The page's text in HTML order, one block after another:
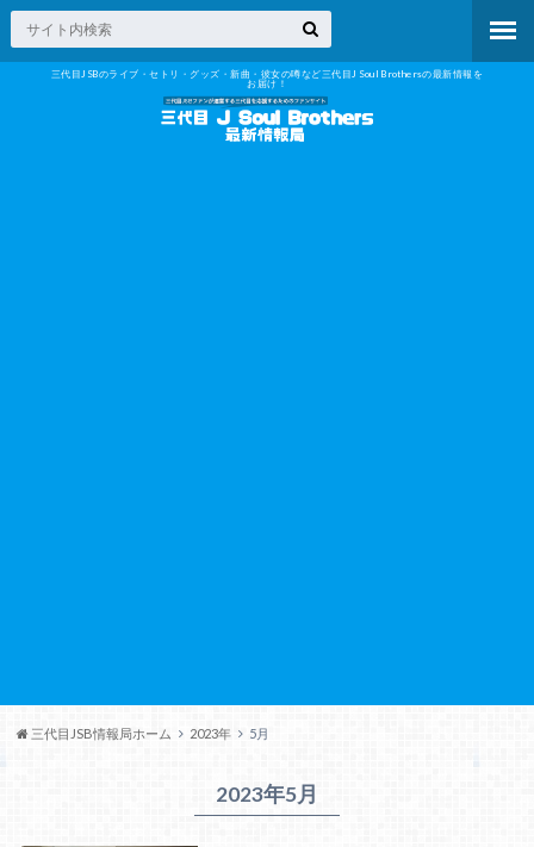
三代目JSBのライブ・セトリ・グッズ・新曲・彼女の噂など三代目J Soul Brothersの最新情報を
お届け！
三代目JSB情報局ホーム 2023年 5月
2023年5月